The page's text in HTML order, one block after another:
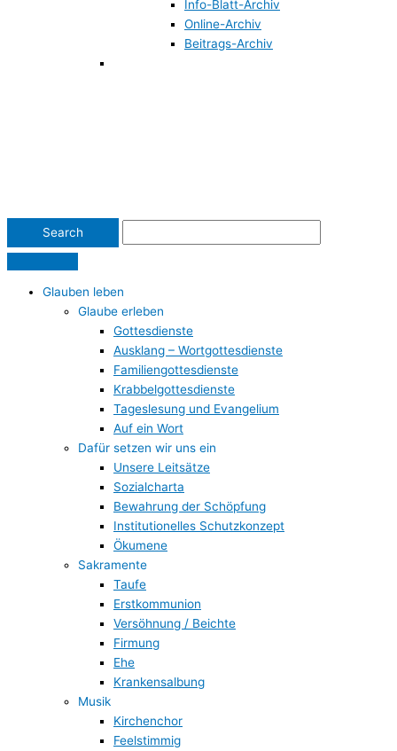
Info-Blatt-Archiv
Online-Archiv
Beitrags-Archiv
Glauben leben
Glaube erleben
Gottesdienste
Ausklang – Wortgottesdienste
Familiengottesdienste
Krabbelgottesdienste
Tageslesung und Evangelium
Auf ein Wort
Dafür setzen wir uns ein
Unsere Leitsätze
Sozialcharta
Bewahrung der Schöpfung
Institutionelles Schutzkonzept
Ökumene
Sakramente
Taufe
Erstkommunion
Versöhnung / Beichte
Firmung
Ehe
Krankensalbung
Musik
Kirchenchor
Feelstimmig